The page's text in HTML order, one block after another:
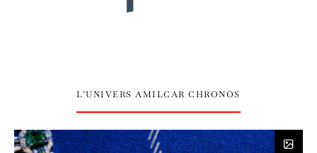
L’UNIVERS AMILCAR CHRONOS